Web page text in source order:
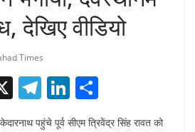
देखिए वीडियो
Times
nt
X T
el
Li
n h
पहुंचे पूर्व सीएम त्रिवेंद्र सिंह रावत को